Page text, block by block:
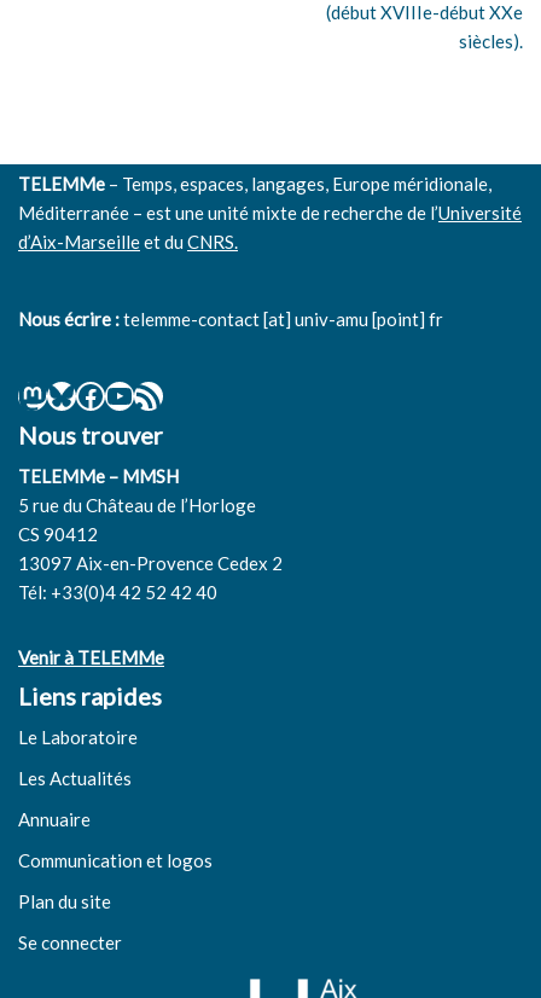
(début XVIIIe-début XXe
siècles).
TELEMMe – Temps, espaces, langages, Europe méridionale,
Méditerranée – est une unité mixte de recherche de l’Université
d’Aix-Marseilleet duCNRS.
Nous écrire :telemme-contact [at] univ-amu [point] fr
Nous trouver
TELEMMe – MMSH
5 rue du Château de l’Horloge
CS 90412
13097 Aix-en-Provence Cedex 2
Tél: +33(0)4 42 52 42 40
Venir à TELEMMe
Liens rapides
Le Laboratoire
Les Actualités
Annuaire
Communication et logos
Plan du site
Se connecter